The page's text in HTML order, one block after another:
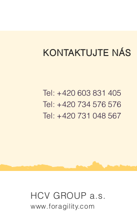
KONTAKTUJTE NÁS
Tel: +420 603 831 405
Tel: +420 734 576 576
Tel: +420 731 048 567
HCV GROUP a.s.
www.foragility.com